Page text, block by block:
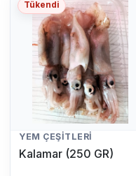
Tükendi
YEM ÇEŞITLERI
Kalamar (250 GR)